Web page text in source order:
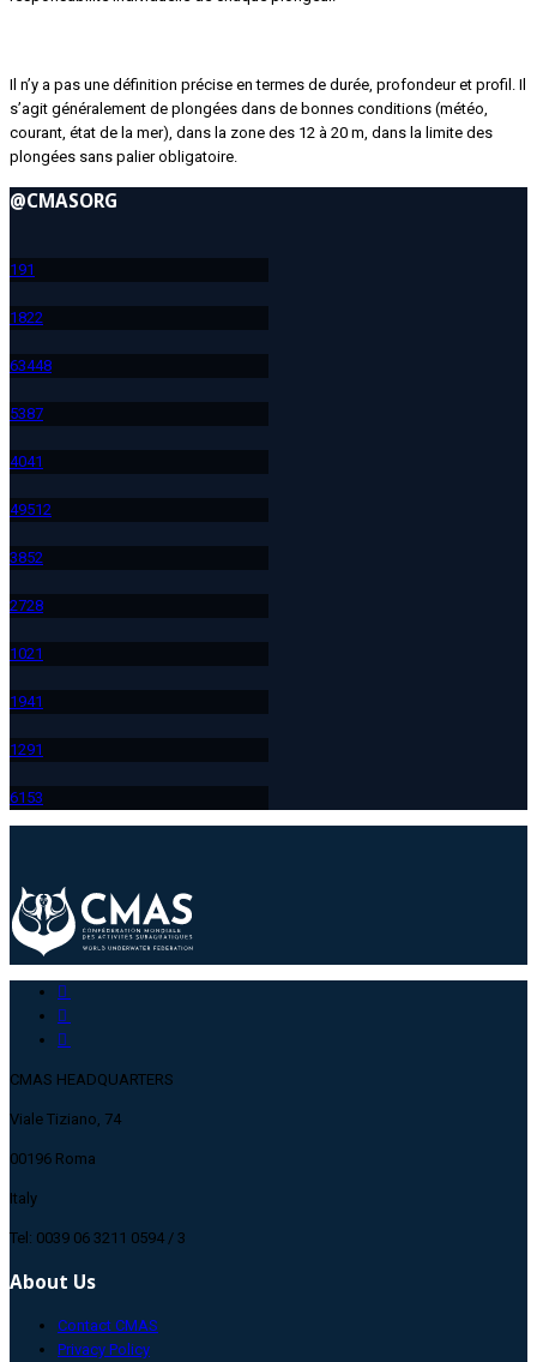
Il n’y a pas une définition précise en termes de durée, profondeur et profil. Il
s’agit généralement de plongées dans de bonnes conditions (météo,
courant, état de la mer), dans la zone des 12 à 20 m, dans la limite des
plongées sans palier obligatoire.
@CMASORG
191
1822
63448
5387
4041
49512
3852
2728
1021
1941
1291
6153
CMAS HEADQUARTERS
Viale Tiziano, 74
00196 Roma
Italy
Tel: 0039 06 3211 0594 / 3
About Us
Contact CMAS
Privacy Policy